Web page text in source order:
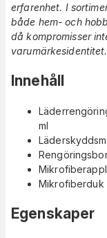
erfarenhet. I
både hem- och
då kompromisser
Innehåll
ml
Mikrofiberduk
Egenskaper